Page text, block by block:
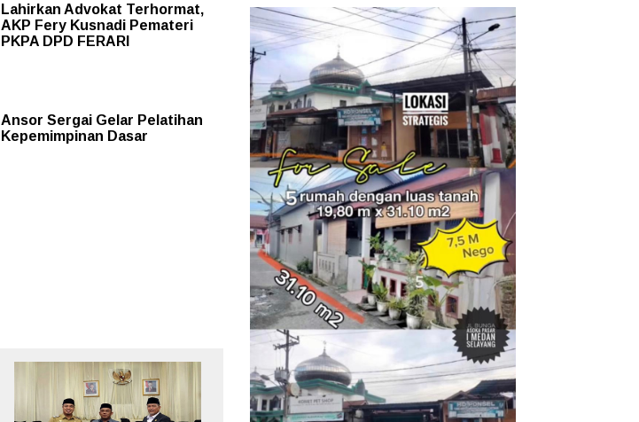
Lahirkan Advokat Terhormat,
AKP Fery Kusnadi Pemateri
PKPA DPD FERARI
Ansor Sergai Gelar Pelatihan
Kepemimpinan Dasar